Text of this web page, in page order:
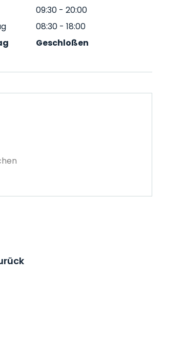
09:30 - 20:00
08:30 - 18:00
Geschloßen